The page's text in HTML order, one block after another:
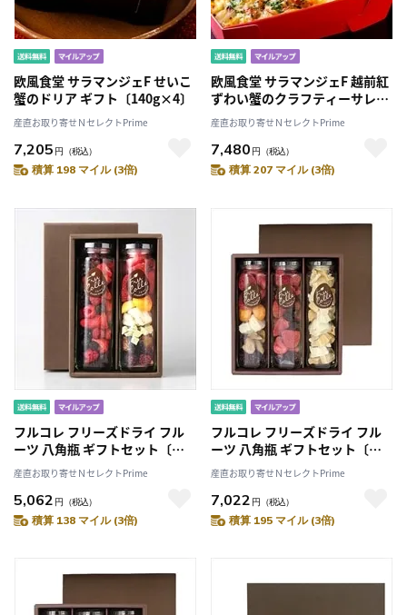
欧風食堂 サラマンジェF せいこ
蟹のドリア ギフト〔140g×4〕
産直お取り寄せＮセレクトPrime
7,205 円 （税込）
積算 198 マイル (3倍)
欧風食堂 サラマンジェF 越前紅
ずわい蟹のクラフティーサレ
〔140g×4〕
産直お取り寄せＮセレクトPrime
7,480 円 （税込）
積算 207 マイル (3倍)
フルコレ フリーズドライ フル
ーツ 八角瓶 ギフトセット〔レ
インボー約16g、MIXベリー約
15g〕
産直お取り寄せＮセレクトPrime
5,062 円 （税込）
積算 138 マイル (3倍)
フルコレ フリーズドライ フル
ーツ 八角瓶 ギフトセット〔レ
インボー、MIX、パイン/マンゴ
ー〕
産直お取り寄せＮセレクトPrime
7,022 円 （税込）
積算 195 マイル (3倍)